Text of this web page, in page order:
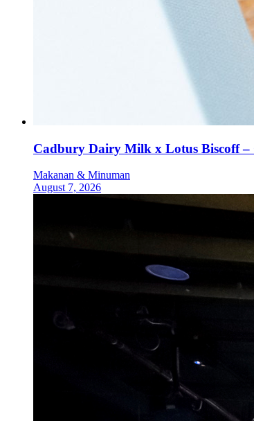
Cadbury Dairy Milk x Lotus Biscoff
Makanan & Minuman
August 7, 2026